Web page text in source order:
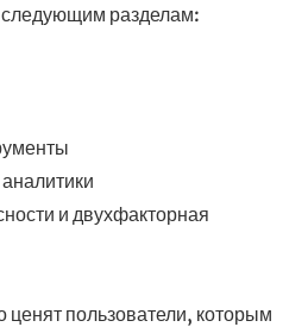
следующим разделам:
и двухфакторная
ценят пользователи, которым